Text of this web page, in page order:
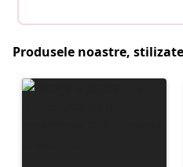
Produsele noastre,